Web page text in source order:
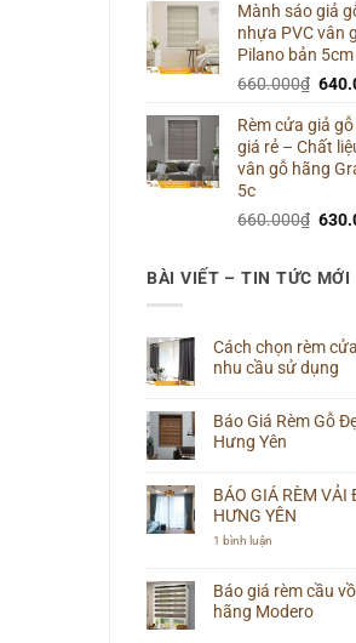
là:
Mành sáo giả
nhựa PVC vân
Pilano bản 5cm
660.000₫ Giá
là:
Rèm cửa giả
giá rẻ – Chất
vân gỗ hãng
5c
660.000₫ Giá
BÀI VIẾT – TIN TỨC MỚI
Cách chọn rèm
nhu cầu sử dụng
bình
luận
ở
rèm
phù
hợp
sử
dụng
Báo Giá Rèm Gỗ
Hưng Yên
bình
luận
ở
Báo
Đẹp
Giá
BÁO GIÁ RÈM VẢI
HƯNG YÊN
1 bình luận
RÈM
VẢI
ĐẸP
Báo giá rèm cầu
hãng Modero